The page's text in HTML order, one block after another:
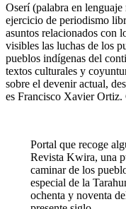
Oserí (palabra en
ejercicio de periodismo
asuntos relacionados con
visibles las luchas de los
pueblos indígenas del
textos culturales y
sobre el devenir actual,
es Francisco Xavier
Portal que recoge
Revista Kwira, una
caminar de los
especial de la
ochenta y noventa